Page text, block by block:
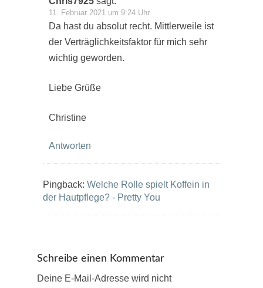
11. Februar 2021 um 9:24 Uhr
Da hast du absolut recht. Mittlerweile ist
der Verträglichkeitsfaktor für mich sehr
wichtig geworden.
Liebe Grüße
Christine
Antworten
Pingback: Welche Rolle spielt Koffein in
der Hautpflege? - Pretty You
Schreibe einen Kommentar
Deine E-Mail-Adresse wird nicht